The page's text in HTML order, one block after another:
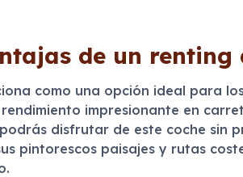
de un renting
como una opción ideal para
impresionante en
disfrutar de este coche sin
pintorescos paisajes y rutas